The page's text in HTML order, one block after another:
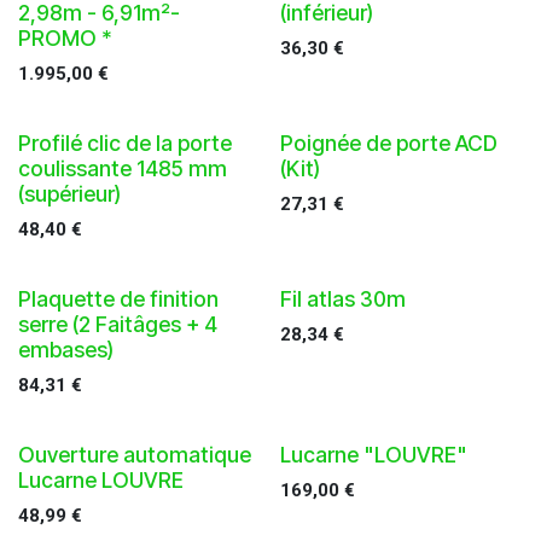
2,98m - 6,91m²-
PROMO *
1.995,00 €
(inférieur)
36,30€
Profilé clic de la porte
coulissante 1485 mm
(supérieur)
48,40 €
Poignée de porte ACD
(Kit)
27,31 €
Plaquette de finition
serre (2 Faitâges + 4
embases)
84,31 €
Fil atlas 30m
28,34€
Ouverture automatique
Lucarne LOUVRE
48,99 €
Lucarne "LOUVRE"
169,00€